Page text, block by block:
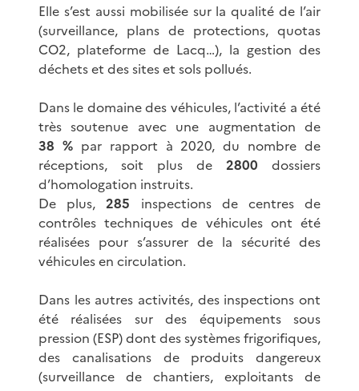
Elle s’est aussi mobilisée sur la qualité de l’air
(surveillance, plans de protections, quotas
CO2, plateforme de Lacq…), la gestion des
déchets et des sites et sols pollués.
Dans le domaine des véhicules, l’activité a été
très soutenue avec une augmentation de
38 %par rapport à 2020, du nombre de
réceptions, soit plus de 2800 dossiers
d’homologation instruits.
De plus,285 inspections de centres de
contrôles techniques de véhicules ont été
réalisées pour s’assurer de la sécurité des
véhicules en circulation.
Dans les autres activités, des inspections ont
été réalisées sur des équipements sous
pression (ESP) dont des systèmes frigorifiques,
des canalisations de produits dangereux
(surveillance de chantiers, exploitants de